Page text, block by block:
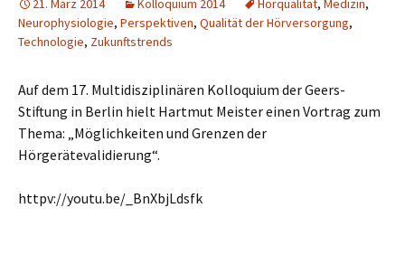
21. März 2014 Kolloquium 2014 Hörqualität, Medizin,
Neurophysiologie, Perspektiven, Qualität der Hörversorgung,
Technologie, Zukunftstrends
Auf dem 17. Multidisziplinären Kolloquium der Geers-
Stiftung in Berlin hielt Hartmut Meister einen Vortrag zum
Thema: „Möglichkeiten und Grenzen der
Hörgerätevalidierung“.
httpv://youtu.be/_BnXbjLdsfk